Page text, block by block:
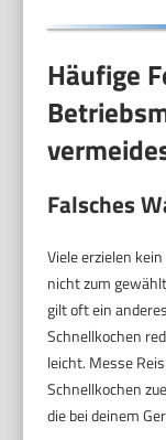
Häufige
Falsches
Viele erzielen
nicht zum
gilt oft ein
Schnellkochen
leicht. Messe
Schnellkochen
die bei deinem